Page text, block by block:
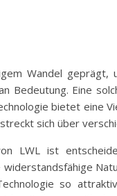
Wandel geprägt,
Bedeutung. Eine
bietet eine
sich über
LWL ist
so